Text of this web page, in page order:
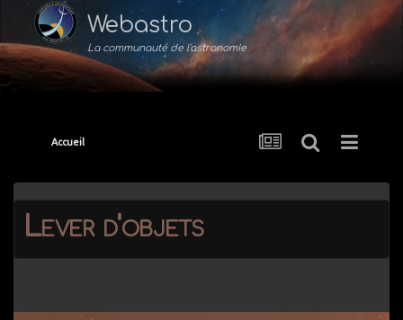
Webastro
La communauté de l'astronomie
Accueil
Lever d'objets